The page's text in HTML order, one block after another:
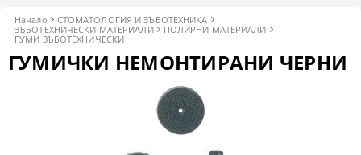
Начало
СТОМАТОЛОГИЯ И ЗЪБОТЕХНИКА
ЗЪБОТЕХНИЧЕСКИ МАТЕРИАЛИ
ПОЛИРНИ МАТЕРИАЛИ
ГУМИ ЗЪБОТЕХНИЧЕСКИ
ГУМИЧКИ НЕМОНТИРАНИ ЧЕРНИ